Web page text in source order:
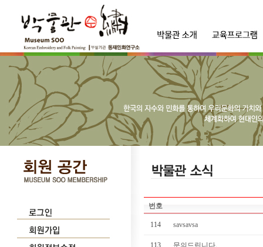
번호
114 savsavsa
113 문의드립니다.